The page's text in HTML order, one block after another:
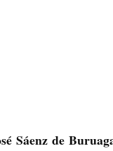
Sáenz de